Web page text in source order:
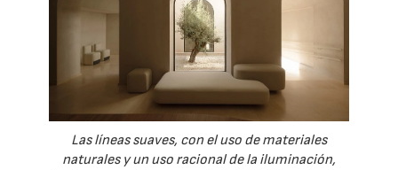
Las líneas suaves, con el uso de materiales
naturales y un uso racional de la iluminación,